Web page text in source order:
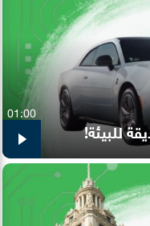
للبيئة!
01:00